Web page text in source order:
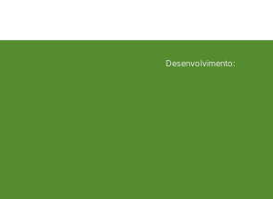
Desenvolvimento: